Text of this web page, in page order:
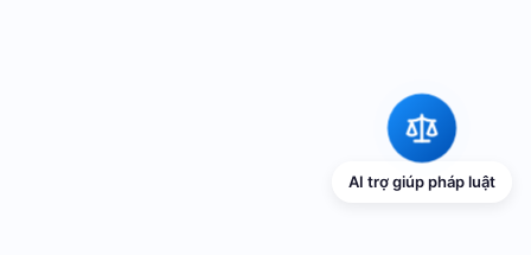
AI trợ giúp pháp luật